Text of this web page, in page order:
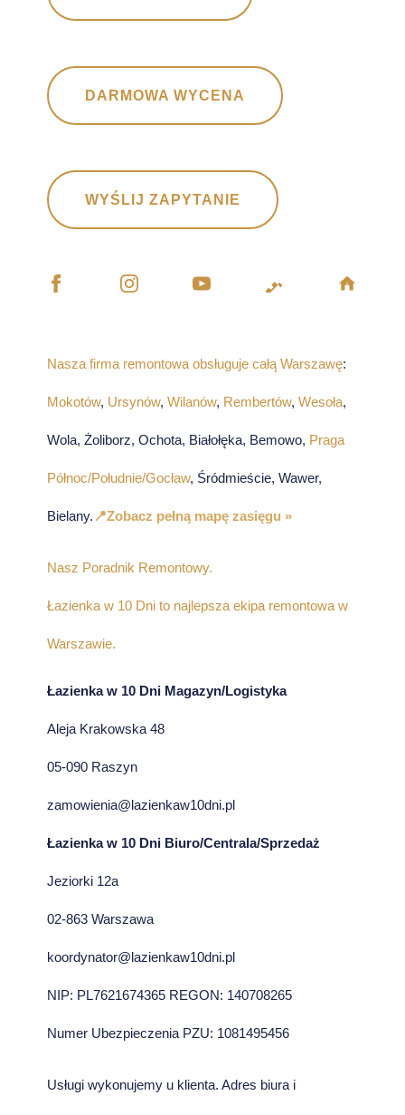
DARMOWA WYCENA
WYŚLIJ ZAPYTANIE
Nasza firma remontowa obsługuje całą Warszawę:
Mokotów, Ursynów,Wilanów, Rembertów,Wesoła,
Wola, Żoliborz, Ochota, Białołęka, Bemowo, Praga
Północ/Południe/Gocław, Śródmieście, Wawer,
Bielany. 📍Zobacz pełną mapę zasięgu »
Nasz Poradnik Remontowy.
Łazienka w 10 Dni to najlepsza ekipa remontowa w
Warszawie.
Łazienka w 10 Dni Magazyn/Logistyka
Aleja Krakowska 48
05-090 Raszyn
zamowienia@lazienkaw10dni.pl
Łazienka w 10 Dni Biuro/Centrala/Sprzedaż
Jeziorki 12a
02-863 Warszawa
koordynator@lazienkaw10dni.pl
NIP: PL7621674365 REGON: 140708265
Numer Ubezpieczenia PZU: 1081495456
Usługi wykonujemy u klienta. Adres biura i